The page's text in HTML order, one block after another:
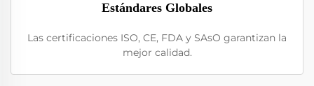
Estándares Globales
Las certificaciones ISO, CE, FDA y SAsO garantizan la
mejor calidad.